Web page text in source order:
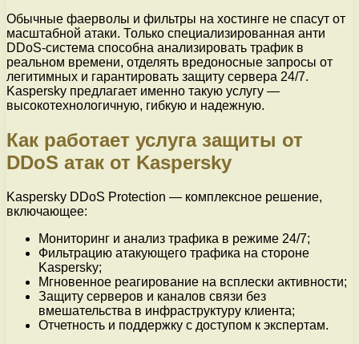
Обычные фаерволы и фильтры на хостинге не спасут от
масштабной атаки. Только специализированная анти
DDoS-система способна анализировать трафик в
реальном времени, отделять вредоносные запросы от
легитимных и гарантировать защиту сервера 24/7.
Kaspersky предлагает именно такую услугу —
высокотехнологичную, гибкую и надежную.
Как работает услуга защиты от
DDoS атак от Kaspersky
Kaspersky DDoS Protection — комплексное решение,
включающее:
Мониторинг и анализ трафика в режиме 24/7;
Фильтрацию атакующего трафика на стороне
Kaspersky;
Мгновенное реагирование на всплески активности;
Защиту серверов и каналов связи без
вмешательства в инфраструктуру клиента;
Отчетность и поддержку с доступом к экспертам.